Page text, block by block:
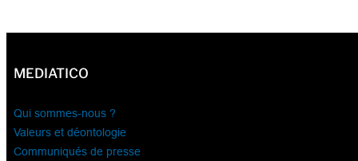
MEDIATICO
Qui sommes-nous ?
Valeurs et déontologie
Communiqués de presse